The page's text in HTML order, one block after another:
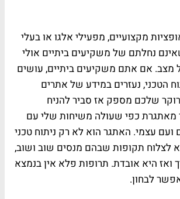
מקצועיים, מפעילי אלגו או בעלי
נחלתם של משקיעים ביתיים אולי
מצב. אם אתם משקיעים ביתיים, עושים
הטכני, נעזרים במידע של אתרים
שלכם מספק אז סביר להניח
מאתגרת כפי שעולה משיחות שלי עם
ועם עצמי. האתגר הוא לא רק ניתוח טכני
לצלוח תקופות שבהם מנסים שוב ושוב,
ואז היא אובדת. תרופות פלא אין בנמצא
לבחון.